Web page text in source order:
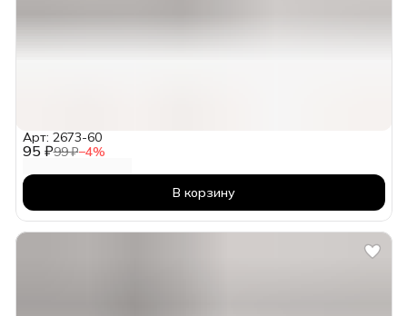
95 ₽99 ₽−4%
Арт: 2673-60
В корзину